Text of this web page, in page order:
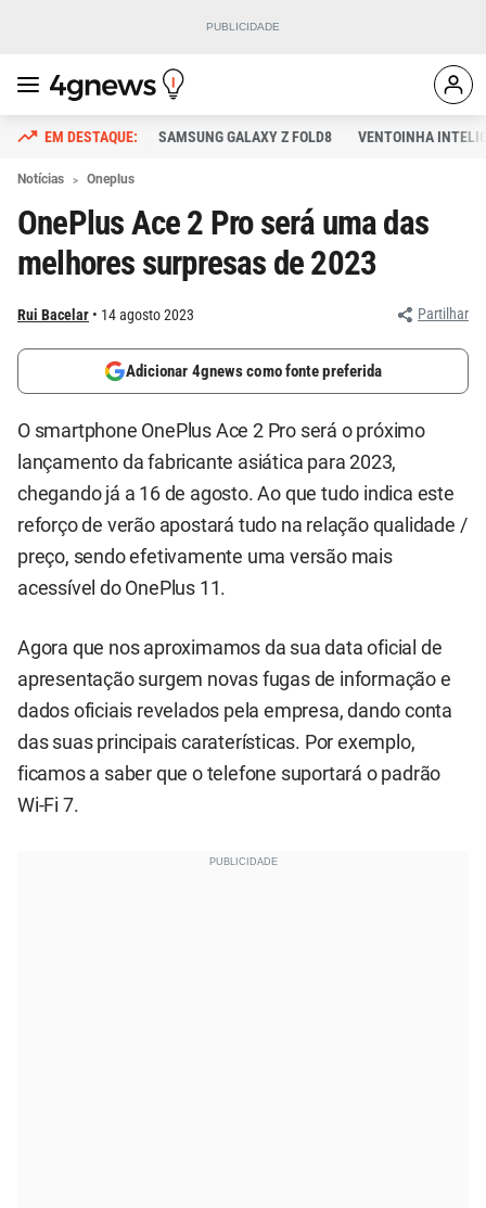
SAMSUNG GALAXY Z FOLD8 VENTOINHA
Notícias Oneplus
OnePlus Ace 2 Pro será uma das
melhores surpresas de 2023
Rui Bacelar 14 agosto 2023 Partilhar
Adicionar 4gnews como fonte preferida
O smartphone OnePlus Ace 2 Pro será o próximo
lançamento da fabricante asiática para 2023,
chegando já a 16 de agosto. Ao que tudo indica este
reforço de verão apostará tudo na relação qualidade /
preço, sendo efetivamente uma versão mais
acessível do OnePlus 11.
Agora que nos aproximamos da sua data oficial de
apresentação surgem novas fugas de informação e
dados oficiais revelados pela empresa, dando conta
das suas principais caraterísticas. Por exemplo,
ficamos a saber que o telefone suportará o padrão
Wi-Fi 7.